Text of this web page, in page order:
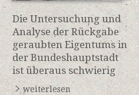
Die Untersuchung und
Analyse der Rückgabe
geraubten Eigentums in
der Bundeshauptstadt
ist überaus schwierig
weiterlesen